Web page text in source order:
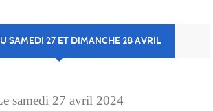
SAMEDI 27 ET DIMANCHE 28 AVRIL
samedi 27 avril 2024